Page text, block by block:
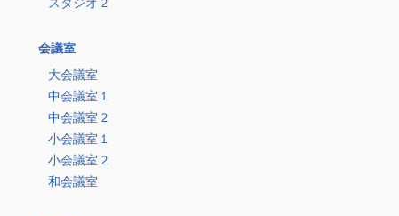
会議室
大会議室
中会議室１
中会議室２
小会議室１
小会議室２
和会議室